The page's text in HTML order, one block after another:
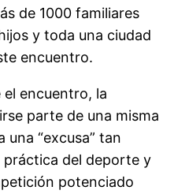
de 1000 familiares
y toda una ciudad
encuentro.
el encuentro, la
parte de una misma
“excusa” tan
práctica del deporte y
potenciado